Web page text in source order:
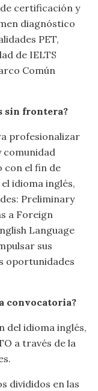
certificación y
diagnóstico
PET,
de IELTS
Común
sin frontera?
profesionalizar
comunidad
con el fin de
idioma inglés,
Preliminary
a Foreign
Language
sus
oportunidades
convocatoria?
del idioma inglés,
a través de la
divididos en las